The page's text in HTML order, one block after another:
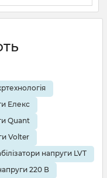
Елекс
Quant
Volter
напруги LVT
220 В